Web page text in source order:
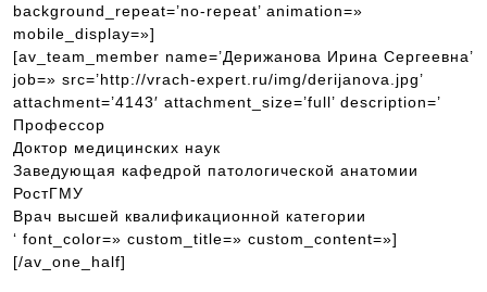
background_repeat=’no-repeat’ animation=»
mobile_display=»]
[av_team_member name=’Дерижанова Ирина Сергеевна’
job=» src=’http://vrach-expert.ru/img/derijanova.jpg’
attachment=’4143′ attachment_size=’full’ description=’
Профессор
Доктор медицинских наук
Заведующая кафедрой патологической анатомии
РостГМУ
Врач высшей квалификационной категории
‘ font_color=» custom_title=» custom_content=»]
[/av_one_half]